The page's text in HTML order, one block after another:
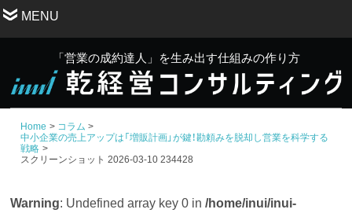
MENU
「営業の成約達人」を生み出す仕組みの作り方
Home
コラム
中小企業の売上アップは「増販計画」が鍵！勘頼みを脱却し営業を科学する
戦略
スクリーンショット 2026-03-10 234428
Warning : Undefined array key 0 in/home/inui/inui-